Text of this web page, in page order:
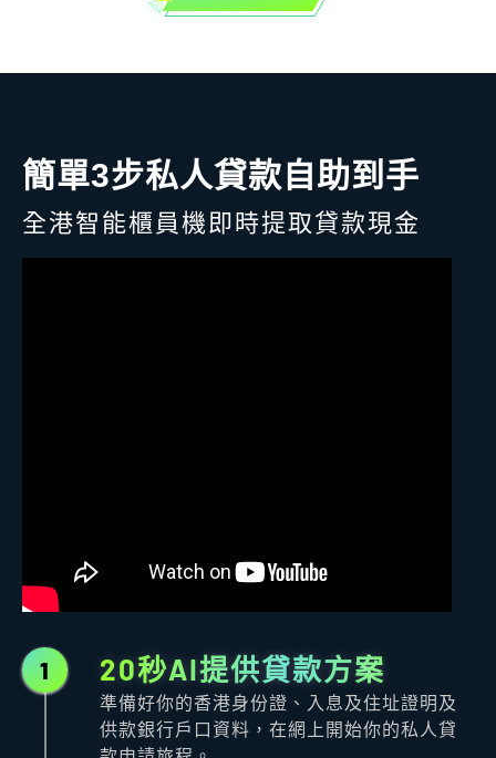
簡單3步私人貸款自助到手
全港智能櫃員機即時提取貸款現金
1 20秒AI提供貸款方案
準備好你的香港身份證、入息及住址證明及
供款銀行戶口資料，在網上開始你的私人貸